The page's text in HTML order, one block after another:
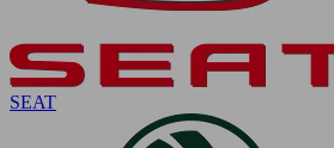
SEAT